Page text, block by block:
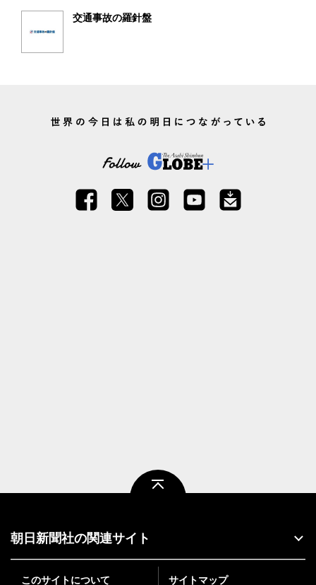
交通事故の羅針盤
朝日新聞社の関連サイト
このサイトについて サイトマップ